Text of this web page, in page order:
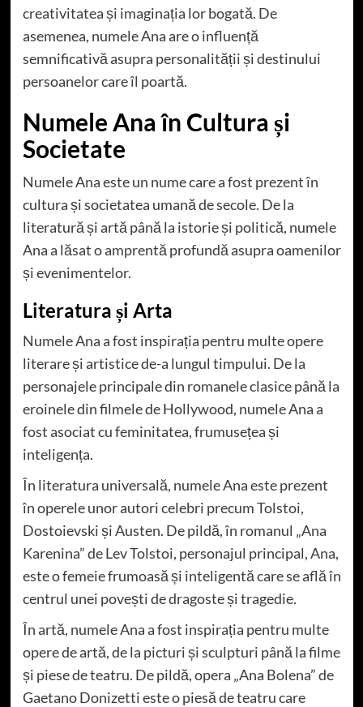
creativitatea și imaginația lor bogată. De
asemenea, numele Ana are o influență
semnificativă asupra personalității și destinului
persoanelor care îl poartă.
Numele Ana în Cultura și
Societate
Numele Ana este un nume care a fost prezent în
cultura și societatea umană de secole. De la
literatură și artă până la istorie și politică, numele
Ana a lăsat o amprentă profundă asupra oamenilor
și evenimentelor.
Literatura și Arta
Numele Ana a fost inspirația pentru multe opere
literare și artistice de-a lungul timpului. De la
personajele principale din romanele clasice până la
eroinele din filmele de Hollywood, numele Ana a
fost asociat cu feminitatea, frumusețea și
inteligența.
În literatura universală, numele Ana este prezent
în operele unor autori celebri precum Tolstoi,
Dostoievski și Austen. De pildă, în romanul „Ana
Karenina” de Lev Tolstoi, personajul principal, Ana,
este o femeie frumoasă și inteligentă care se află în
centrul unei povești de dragoste și tragedie.
În artă, numele Ana a fost inspirația pentru multe
opere de artă, de la picturi și sculpturi până la filme
și piese de teatru. De pildă, opera „Ana Bolena” de
Gaetano Donizetti este o piesă de teatru care